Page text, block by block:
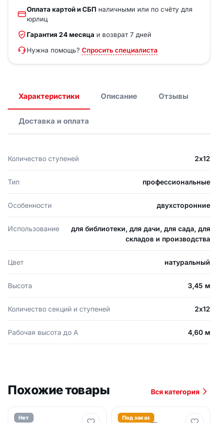
Оплата картой и СБП наличными или по счёту для
юрлиц
Гарантия 24 месяца и возврат 7 дней
Нужна помощь? Спросить специалиста
Характеристики Описание Отзывы
Доставка и оплата
Количество ступеней 2х12
Тип профессиональные
Особенности двухсторонние
Использование
для библиотеки, для дачи, для сада, для
складов и производства
Цвет натуральный
Высота 3,45 м
Количество секций и ступеней 2х12
Рабочая высота до А 4,60 м
Похожие товары Вся категория
Нет Под заказ